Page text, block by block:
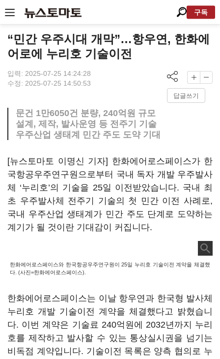
구독
“민간 우주시대 개막”…항우연, 한화에
어로에 누리호 기술이전
입력: 2025-07-25 14:24:28
수정: 2025-07-25 14:50:53
답글쓰기
문건 1만6050건 분량, 240억원 규모
설계, 제작, 발사운영 등 전주기 기술
우주산업 생태계 민간 주도 도약 기대
[뉴스토마토 이명신 기자] 한화에어로스페이스가 한
국항공우주연구원으로부터 국내 독자 개발 우주발사
체 ‘누리호’의 기술을 25일 이전받았습니다. 국내 최
초 우주발사체 전주기 기술의 첫 민간 이전 사례로,
국내 우주산업 생태계가 민간 주도 단계로 도약하는
계기가 될 것이란 기대감이 커집니다.
한화에어로스페이스와 한국항공우주연구원이 25일 누리호 기술이전 계약을 체결했
다. (사진=한화에어로스페이스).
한화에어로스페이스는 이날 항우연과 한국형 발사체
누리호 개발 기술이전 계약을 체결했다고 밝혔습니
다. 이번 계약은 기술료 240억원에 2032년까지 누리
호를 제작하고 발사할 수 있는 통상실시권을 넘기는
비독점 계약입니다. 기술이전 목록은 양측 협의로 누